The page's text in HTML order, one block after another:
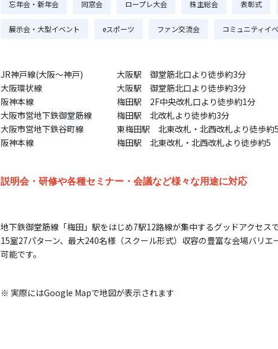
忘年会・新年会 同窓会 ロープレ大会 株主総会 表彰式
展示会・大型イベント eスポーツ ファン交流会 コミュニティイ
JR神戸線(大阪～神戸)
大阪駅 御堂筋北口より徒歩約3分
大阪環状線
大阪駅 御堂筋北口より徒歩約3分
阪神本線
梅田駅 2F中央改札口より徒歩約1分
大阪市営地下鉄御堂筋線
梅田駅 北改札より徒歩約3分
大阪市営地下鉄谷町線
東梅田駅 北東改札・北西改札より徒歩約5
阪神本線
梅田駅 北東改札・北西改札より徒歩約5
説明会・研修や各種セミナー・会議など様々な用途に対応
地下鉄御堂筋線「梅田」駅をはじめ7駅12路線が集中するグッドアクセスで
15室27パターン、最大240名様（スクール形式）収容の豊富な会場バリ
可能です。
※ 実際にはGoogle Mapで地図が表示されます